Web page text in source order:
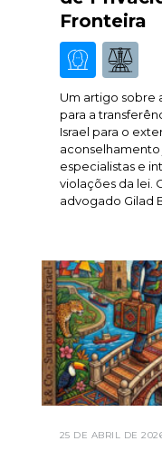
Fronteira
Um artigo sobre
para a
Israel para o
especialistas e
violações da lei.
advogado Gilad
25 DE ABRIL DE